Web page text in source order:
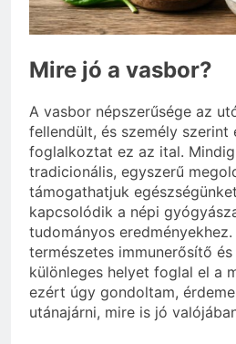
3 Nap
Mire jó a vasbor?
A vasbor népszerűsége az
fellendült, és személy szerint
foglalkoztat ez az ital.
tradicionális, egyszerű
támogathatjuk
kapcsolódik a népi
tudományos
természetes immunerősítő
különleges helyet foglal el a
ezért úgy gondoltam,
utánajárni, mire is jó